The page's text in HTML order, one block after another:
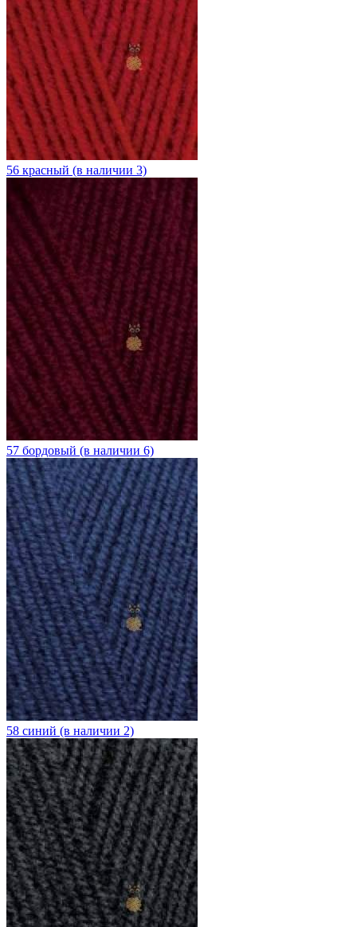
56 красный (в наличии 3)
57 бордовый (в наличии 6)
58 синий (в наличии 2)